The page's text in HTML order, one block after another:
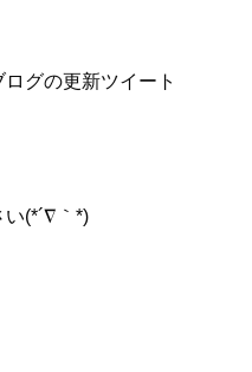
グの更新ツイート
(*´∇｀*)